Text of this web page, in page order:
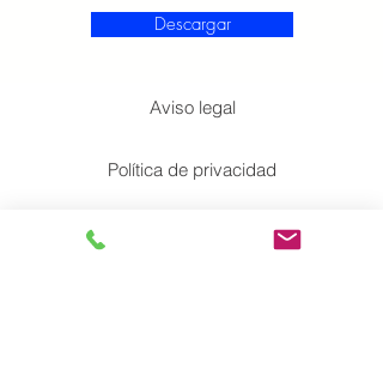
Descargar
Aviso legal
Política de privacidad